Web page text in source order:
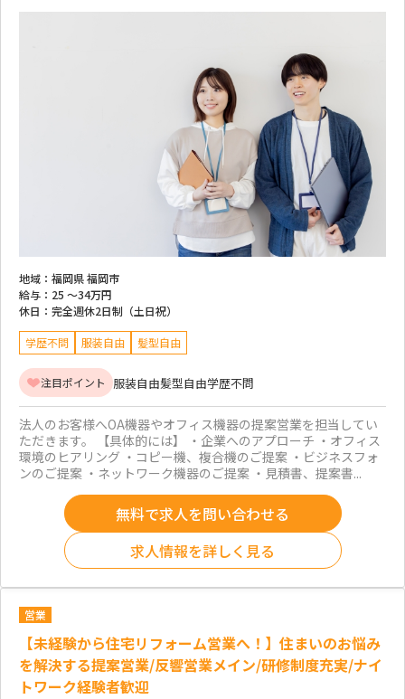
地域： 福岡県 福岡市
給与： 25 ～34万円
休日： 完全週休2日制（土日祝）
学歴不問 服装自由 髪型自由
注目ポイント 服装自由髪型自由学歴不問
法人のお客様へOA機器やオフィス機器の提案営業を担当してい
ただきます。 【具体的には】 ・企業へのアプローチ ・オフィス
環境のヒアリング ・コピー機、複合機のご提案 ・ビジネスフォ
ンのご提案 ・ネットワーク機器のご提案 ・見積書、提案書...
無料で求人を問い合わせる
求人情報を詳しく見る
営業
【未経験から住宅リフォーム営業へ！】住まいのお悩み
を解決する提案営業/反響営業メイン/研修制度充実/ナイ
トワーク経験者歓迎